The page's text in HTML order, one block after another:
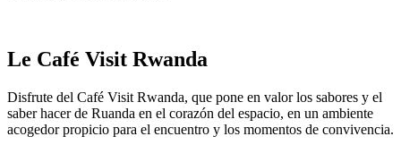
Le Café Visit Rwanda
Disfrute del Café Visit Rwanda, que pone en valor los sabores y el
saber hacer de Ruanda en el corazón del espacio, en un ambiente
acogedor propicio para el encuentro y los momentos de convivencia.